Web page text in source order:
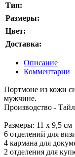
Тип:
Размеры:
Цвет:
Доставка:
Описание
Комментарии
Портмоне из кожи
мужчине.
Производство -
Размеры: 11 x 9,5 см
6 отделений для
4 кармана для
2 отделения для